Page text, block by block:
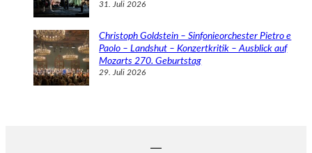
31. Juli 2026
Christoph Goldstein – Sinfonieorchester Pietro e
Paolo – Landshut – Konzertkritik – Ausblick auf
Mozarts 270. Geburtstag
29. Juli 2026